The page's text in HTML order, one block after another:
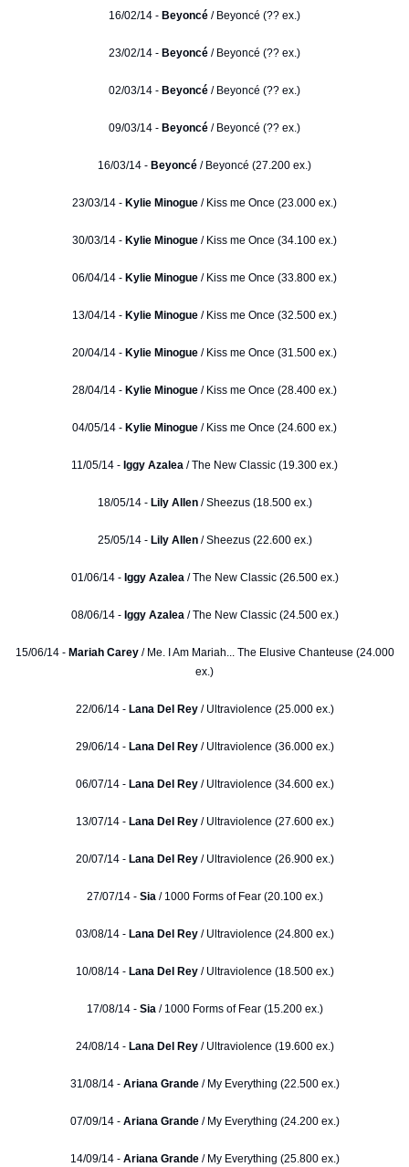
16/02/14 - Beyoncé / Beyoncé (?? ex.)
23/02/14 - Beyoncé / Beyoncé (?? ex.)
02/03/14 - Beyoncé / Beyoncé (?? ex.)
09/03/14 - Beyoncé / Beyoncé (?? ex.)
16/03/14 - Beyoncé / Beyoncé (27.200 ex.)
23/03/14 - Kylie Minogue / Kiss me Once (23.000 ex.)
30/03/14 - Kylie Minogue / Kiss me Once (34.100 ex.)
06/04/14 - Kylie Minogue / Kiss me Once (33.800 ex.)
13/04/14 - Kylie Minogue / Kiss me Once (32.500 ex.)
20/04/14 - Kylie Minogue / Kiss me Once (31.500 ex.)
28/04/14 - Kylie Minogue / Kiss me Once (28.400 ex.)
04/05/14 - Kylie Minogue / Kiss me Once (24.600 ex.)
11/05/14 - Iggy Azalea / The New Classic (19.300 ex.)
18/05/14 - Lily Allen/ Sheezus (18.500 ex.)
25/05/14 - Lily Allen/ Sheezus (22.600 ex.)
01/06/14 - Iggy Azalea/ The New Classic (26.500 ex.)
08/06/14 - Iggy Azalea/ The New Classic (24.500 ex.)
15/06/14 - Mariah Carey/ Me. I Am Mariah... The Elusive Chanteuse (24.000
ex.)
22/06/14 - Lana Del Rey/ Ultraviolence (25.000 ex.)
29/06/14 - Lana Del Rey / Ultraviolence (36.000 ex.)
06/07/14 - Lana Del Rey/ Ultraviolence (34.600 ex.)
13/07/14 -Lana Del Rey / Ultraviolence (27.600 ex.)
20/07/14 -Lana Del Rey/ Ultraviolence (26.900 ex.)
27/07/14 - Sia / 1000 Forms of Fear (20.100 ex.)
03/08/14 - Lana Del Rey / Ultraviolence (24.800 ex.)
10/08/14 - Lana Del Rey/ Ultraviolence (18.500 ex.)
17/08/14 - Sia / 1000 Forms of Fear (15.200 ex.)
24/08/14 -Lana Del Rey/ Ultraviolence (19.600 ex.)
31/08/14 - Ariana Grande/ My Everything (22.500 ex.)
07/09/14 - Ariana Grande/ My Everything (24.200 ex.)
14/09/14 - Ariana Grande/ My Everything (25.800 ex.)